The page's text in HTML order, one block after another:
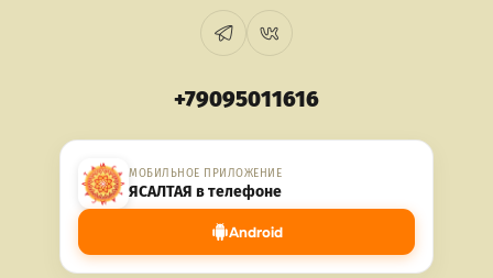
+79095011616
МОБИЛЬНОЕ ПРИЛОЖЕНИЕ
ЯСАЛТАЯ в телефоне
Android